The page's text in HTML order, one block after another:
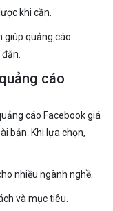
khi cần.
giúp quảng cáo
cáo
cáo Facebook giá
bản. Khi lựa chọn,
nhiều ngành nghề.
và mục tiêu.